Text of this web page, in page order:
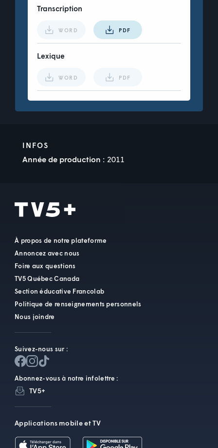
Transcription
WORD PDF
Lexique
WORD PDF
INFOS
Année de production : 2011
À propos de notre plateforme
Annoncez avec nous
Foire aux questions
TV5 Québec Canada
Section éducative Francolab
Politique de renseignements personnels
Nous joindre
Suivez-nous sur :
Abonnez-vous à notre infolettre :
TV5+
Applications mobile et TV